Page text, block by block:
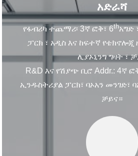
አድራሻ
የፋብሪካ ተጨማሪ፡ 3ኛ ፎቅ፣ 6thአግድ
ፓርክ ፣ አዲስ እና ከፍተኛ የቴክኖሎጂ
ሊያኦኒንግ ግዛት ፣
R&D እና የሽያጭ ቢሮ Addr.: 4ኛ
ኢንዱስትሪያል ፓርክ፣ ባኦአን መንገድ፣
ቻይና።